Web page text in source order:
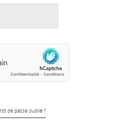
de passe oublié ?